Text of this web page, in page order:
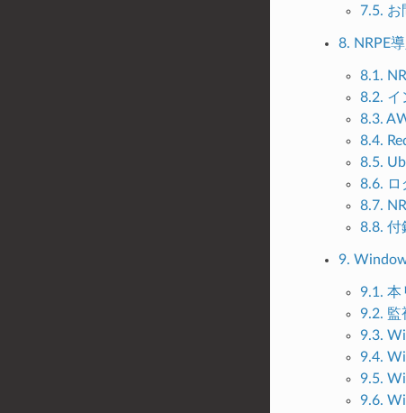
7.5. お
8. NRPE
8.1.
8.2. イ
8.3.
8.4.
8.5.
8.6. ロ
8.7.
8.8. 付
9.
9.1. 本
9.2. 監
9.3.
9.4.
9.5.
9.6.